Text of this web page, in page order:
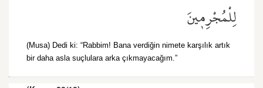
لِلْمُجْرِم۪ينَ
(Musa) Dedi ki: “Rabbim! Bana verdiğin nimete karşılık artık
bir daha asla suçlulara arka çıkmayacağım.”